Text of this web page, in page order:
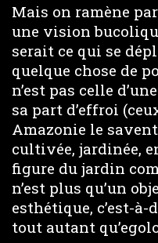
Mais on ramène
une vision
serait ce qui se
quelque chose de
n’est pas celle
sa part d’effroi
Amazonie le
cultivée, jardinée,
figure du jardin
n’est plus qu’un
esthétique, c’est-
tout autant